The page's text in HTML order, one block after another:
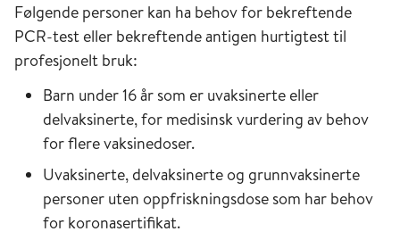
Følgende personer kan ha behov for bekreftende
PCR-test eller bekreftende antigen hurtigtest til
profesjonelt bruk:
Barn under 16 år som er uvaksinerte eller
delvaksinerte, for medisinsk vurdering av behov
for flere vaksinedoser.
Uvaksinerte, delvaksinerte og grunnvaksinerte
personer uten oppfriskningsdose som har behov
for koronasertifikat.